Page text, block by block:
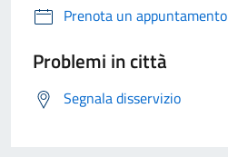
Prenota un appuntamento
Problemi in città
Segnala disservizio